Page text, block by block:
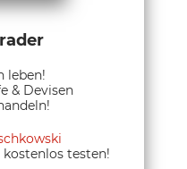
leben!
& Devisen
testen!